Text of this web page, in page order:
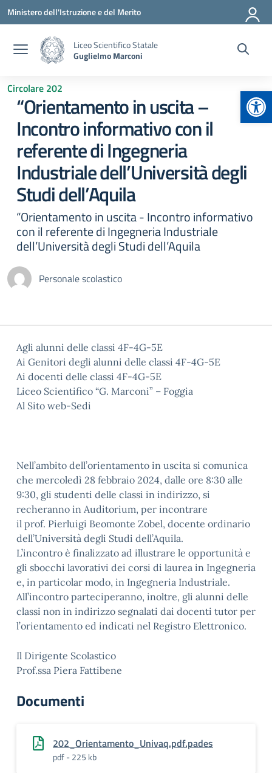
Vai ai contenuti
Vai al menu di navigazione
Vai al footer
Ministero dell'Istruzione e del Merito
Liceo Scientifico Statale
Guglielmo Marconi
Circolare 202
“Orientamento in uscita –
Incontro informativo con il
referente di Ingegneria
Industriale dell’Università degli
Studi dell’Aquila
“Orientamento in uscita - Incontro informativo
con il referente di Ingegneria Industriale
dell’Università degli Studi dell’Aquila
Personale scolastico
Agli alunni delle classi 4F-4G-5E
Ai Genitori degli alunni delle classi 4F-4G-5E
Ai docenti delle classi 4F-4G-5E
Liceo Scientifico “G. Marconi” – Foggia
Al Sito web-Sedi
Nell’ambito dell’orientamento in uscita si comunica
che mercoledì 28 febbraio 2024, dalle ore 8:30 alle
9:30, gli studenti delle classi in indirizzo, si
recheranno in Auditorium, per incontrare
il prof. Pierluigi Beomonte Zobel, docente ordinario
dell’Università degli Studi dell’Aquila.
L’incontro è finalizzato ad illustrare le opportunità e
gli sbocchi lavorativi dei corsi di laurea in Ingegneria
e, in particolar modo, in Ingegneria Industriale.
All’incontro parteciperanno, inoltre, gli alunni delle
classi non in indirizzo segnalati dai docenti tutor per
l’orientamento ed indicati nel Registro Elettronico.
Il Dirigente Scolastico
Prof.ssa Piera Fattibene
Documenti
202_Orientamento_Univaq.pdf.pades
pdf - 225 kb